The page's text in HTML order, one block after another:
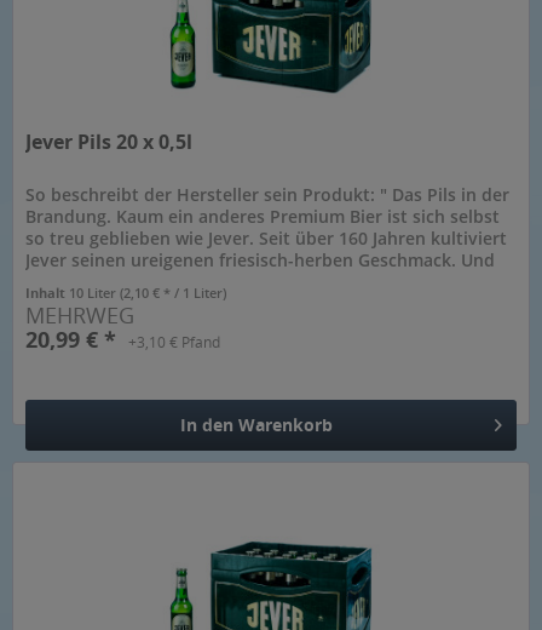
Jever Pils 20 x 0,5l
So beschreibt der Hersteller sein Produkt: " Das Pils in der
Brandung. Kaum ein anderes Premium Bier ist sich selbst
so treu geblieben wie Jever. Seit über 160 Jahren kultiviert
Jever seinen ureigenen friesisch-herben Geschmack. Und
Inhalt 10 Liter(2,10 € * / 1 Liter)
MEHRWEG
20,99 € *
+3,10 € Pfand
In den Warenkorb